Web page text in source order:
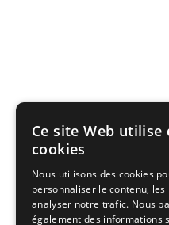
Ce site Web utilise
cookies
Nous utilisons des cookies
personnaliser le contenu,
analyser notre trafic. Nous
également des informations